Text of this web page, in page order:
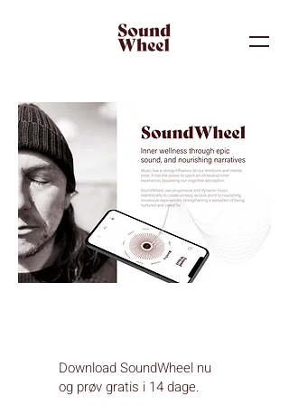
Download SoundWheel nu
og prøv gratis i 14 dage.